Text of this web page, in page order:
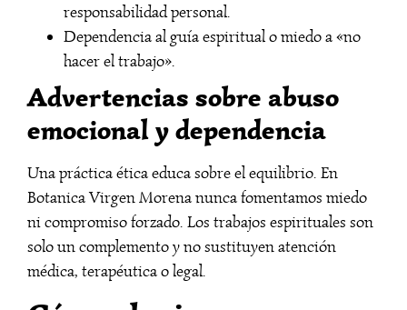
responsabilidad personal.
Dependencia al guía espiritual o miedo a «no
hacer el trabajo».
Advertencias sobre abuso
emocional y dependencia
Una práctica ética educa sobre el equilibrio. En
Botanica Virgen Morena nunca fomentamos miedo
ni compromiso forzado. Los trabajos espirituales son
solo un complemento y no sustituyen atención
médica, terapéutica o legal.